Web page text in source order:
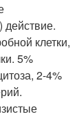
действие.
клетки,
5%
2-4%